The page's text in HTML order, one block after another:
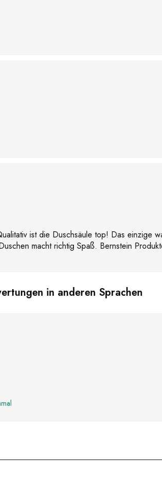
ist die Duschsäule top! Das einzige
macht richtig Spaß. Bernstein
in anderen Sprachen